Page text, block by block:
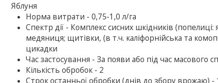
Яблуня
Норма витрати - 0,75-1,0 л/га
Спектр дії - Комплекс сисних шкідників
медяниця; щитівки, (в т.ч. каліфорнійська та
цикадки
Час застосування - За появи або під час масового
Кількість обробок - 2
Строк останньої обробки (днів до збору врожаю) -